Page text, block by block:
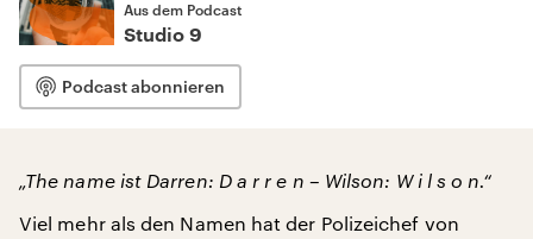
Aus dem Podcast
Studio 9
Podcast abonnieren
„The name ist Darren: D a r r e n – Wilson: W i l s o n.“
Viel mehr als den Namen hat der Polizeichef von